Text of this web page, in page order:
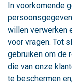
In voorkomende
willen verwerken
voor vragen. Tot
gebruiken om de
die van onze
te beschermen